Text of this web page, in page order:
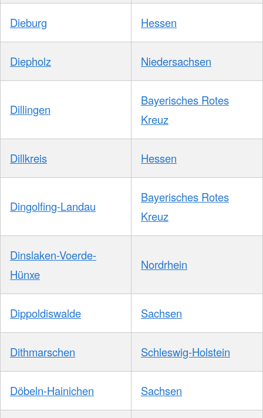
Dieburg Hessen
Diepholz Niedersachsen
Dillingen
Bayerisches Rotes
Kreuz
Dillkreis Hessen
Dingolfing-Landau
Bayerisches Rotes
Kreuz
Dinslaken-Voerde-
Hünxe
Nordrhein
Dippoldiswalde Sachsen
Dithmarschen Schleswig-Holstein
Döbeln-Hainichen Sachsen